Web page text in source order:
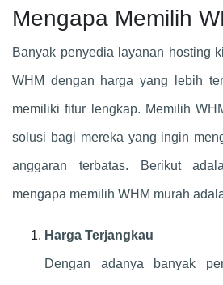
Mengapa Memilih
Banyak penyedia layanan hosting
WHM dengan harga yang lebih
memiliki fitur lengkap. Memilih
solusi bagi mereka yang ingin
anggaran terbatas. Berikut
mengapa memilih WHM murah
Harga Terjangkau
Dengan adanya banyak